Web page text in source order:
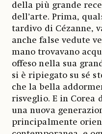
della più grande
dell’arte. Prima,
tardivo di Cézanne,
anche false vedute
mano trovavano
offeso nella sua
si è ripiegato su sé
che la bella
risveglio. E in Corea
una nuova
principalmente